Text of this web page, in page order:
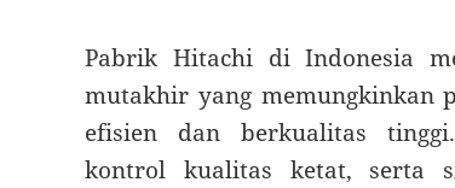
Pabrik Hitachi di Indonesia
mutakhir yang memungkinkan
efisien dan berkualitas
kontrol kualitas ketat, serta